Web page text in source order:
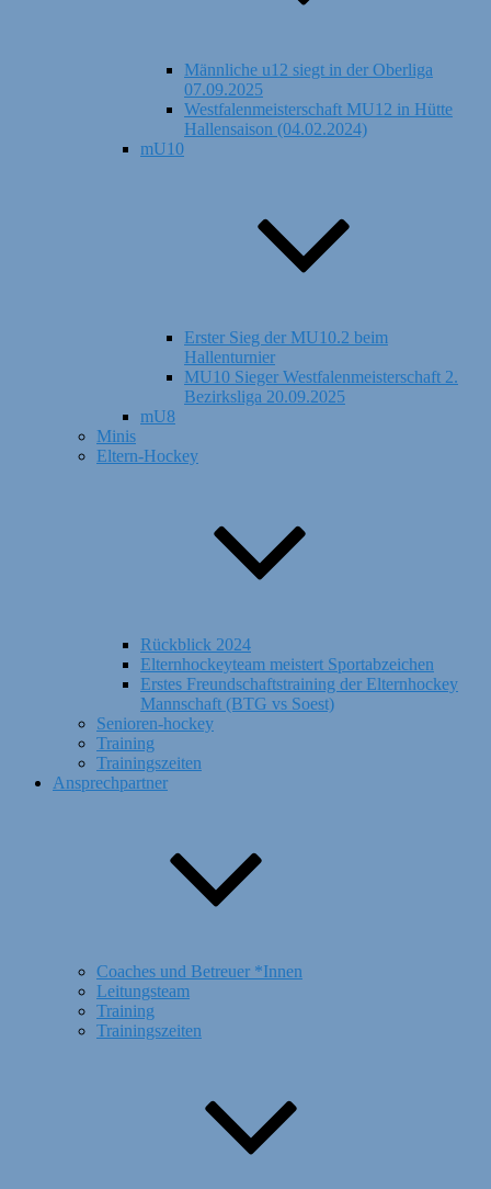
Männliche u12 siegt in der Oberliga
07.09.2025
Westfalenmeisterschaft MU12 in Hütte
Hallensaison (04.02.2024)
mU10
Erster Sieg der MU10.2 beim
Hallenturnier
MU10 Sieger Westfalenmeisterschaft 2.
Bezirksliga 20.09.2025
mU8
Minis
Eltern-Hockey
Rückblick 2024
Elternhockeyteam meistert Sportabzeichen
Erstes Freundschaftstraining der Elternhockey
Mannschaft (BTG vs Soest)
Senioren-hockey
Training
Trainingszeiten
Ansprechpartner
Coaches und Betreuer *Innen
Leitungsteam
Training
Trainingszeiten